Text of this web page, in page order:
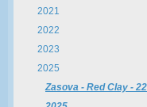
2021
2022
2023
2025
Zasova - Red Clay -